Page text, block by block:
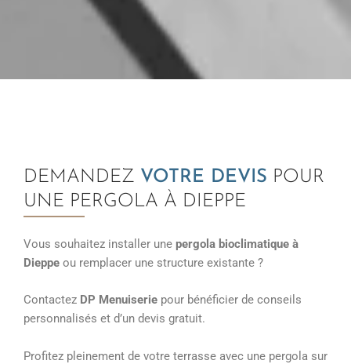
DEMANDEZ VOTRE DEVIS POUR
UNE PERGOLA À DIEPPE
Vous souhaitez installer une pergola bioclimatique à
Dieppe ou remplacer une structure existante ?
Contactez DP Menuiserie pour bénéficier de conseils
personnalisés et d’un devis gratuit.
Profitez pleinement de votre terrasse avec une pergola sur